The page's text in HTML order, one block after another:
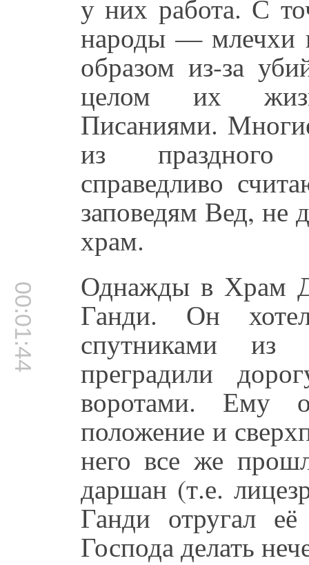
у них работа. С
народы — млечхи
образом из-за
целом их
Писаниями.
из праздного
справедливо
заповедям Вед, не
храм.
00:01:44 Однажды в Храм
Ганди. Он
спутниками
преградили
воротами. Ему
положение и
него все же
даршан (т.е.
Ганди отругал
Господа делать